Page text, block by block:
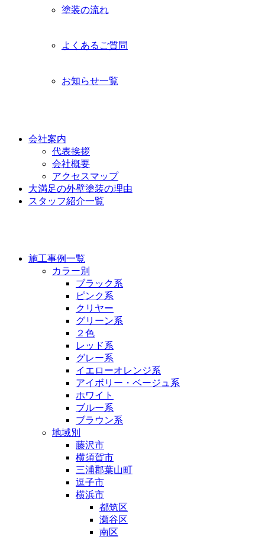
塗装の流れ
よくあるご質問
お知らせ一覧
会社案内
代表挨拶
会社概要
アクセスマップ
大満足の外壁塗装の理由
スタッフ紹介一覧
施工事例一覧
カラー別
ブラック系
ピンク系
クリヤー
グリーン系
２色
レッド系
グレー系
イエローオレンジ系
アイボリー・ベージュ系
ホワイト
ブルー系
ブラウン系
地域別
藤沢市
横須賀市
三浦郡葉山町
逗子市
横浜市
都筑区
瀬谷区
南区